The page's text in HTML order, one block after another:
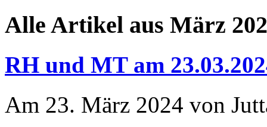
Alle Artikel aus März
RH und MT am
Am 23. März 2024 von